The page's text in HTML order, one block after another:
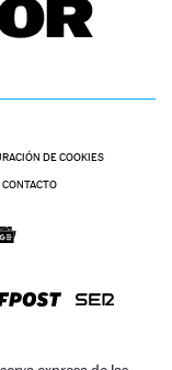
DE COOKIES
CONTACTO